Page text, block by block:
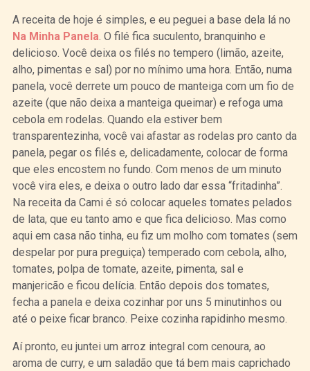
A receita de hoje é simples, e eu peguei a base dela lá no
Na Minha Panela. O filé fica suculento, branquinho e
delicioso. Você deixa os filés no tempero (limão, azeite,
alho, pimentas e sal) por no mínimo uma hora. Então, numa
panela, você derrete um pouco de manteiga com um fio de
azeite (que não deixa a manteiga queimar) e refoga uma
cebola em rodelas. Quando ela estiver bem
transparentezinha, você vai afastar as rodelas pro canto da
panela, pegar os filés e, delicadamente, colocar de forma
que eles encostem no fundo. Com menos de um minuto
você vira eles, e deixa o outro lado dar essa “fritadinha”.
Na receita da Cami é só colocar aqueles tomates pelados
de lata, que eu tanto amo e que fica delicioso. Mas como
aqui em casa não tinha, eu fiz um molho com tomates (sem
despelar por pura preguiça) temperado com cebola, alho,
tomates, polpa de tomate, azeite, pimenta, sal e
manjericão e ficou delícia. Então depois dos tomates,
fecha a panela e deixa cozinhar por uns 5 minutinhos ou
até o peixe ficar branco. Peixe cozinha rapidinho mesmo.
Aí pronto, eu juntei um arroz integral com cenoura, ao
aroma de curry, e um saladão que tá bem mais caprichado